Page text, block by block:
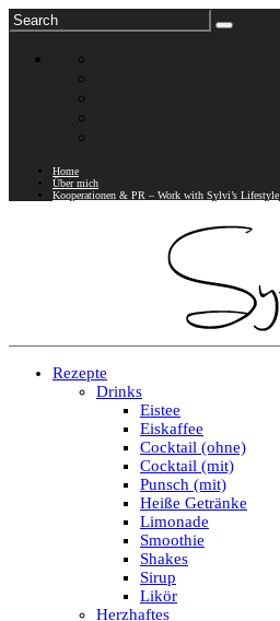
Home
Über mich
Kooperationen & PR – Work with Sylvi’s Lifestyle
Rezepte
Drinks
Eistee
Eiskaffee
Cocktail (ohne)
Cocktail (mit)
Punsch (mit)
Heiße Getränke
Limonade
Smoothie
Shakes
Sirup
Likör
Herzhaftes